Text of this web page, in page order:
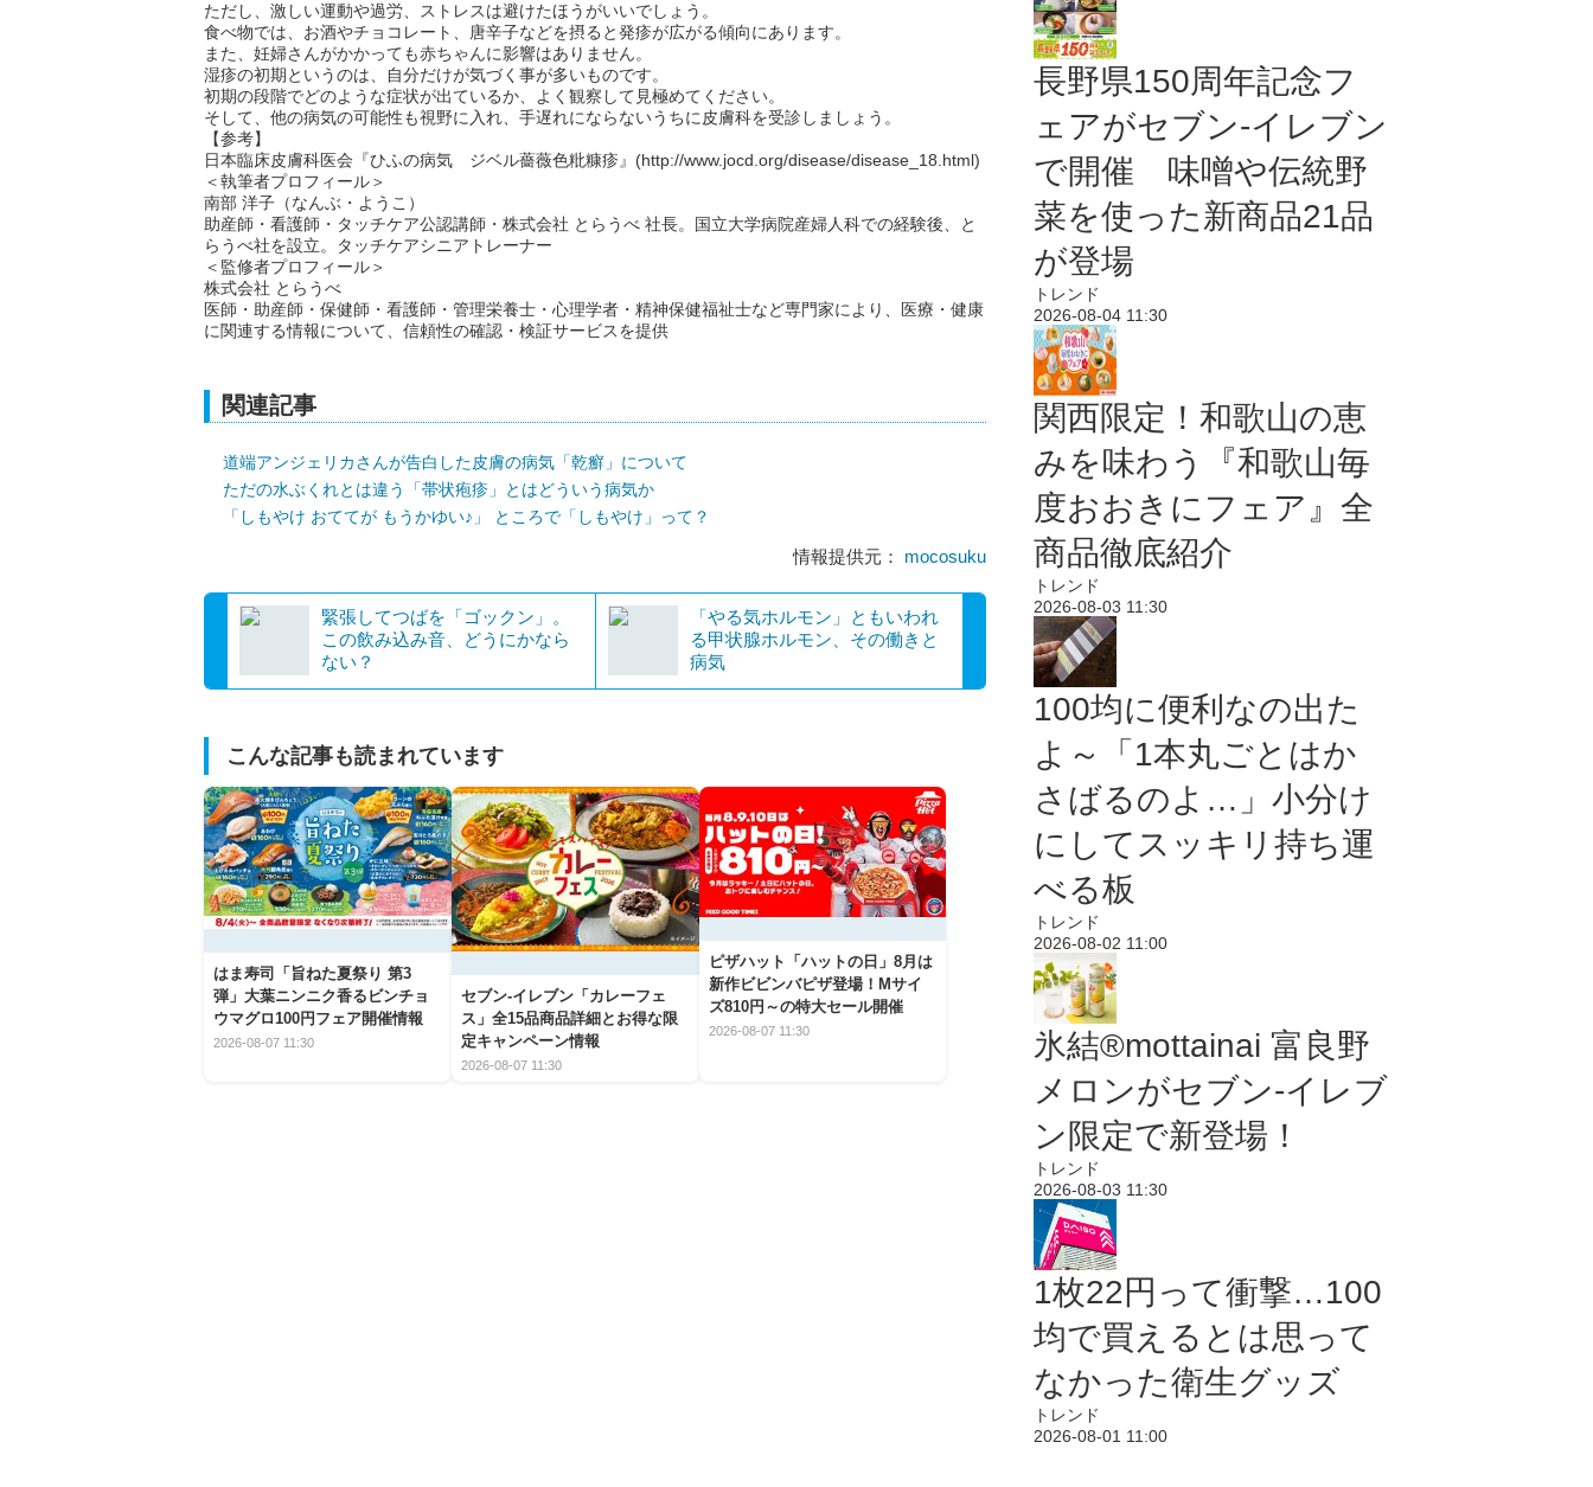
ただし、激しい運動や過労、ストレスは避けたほうがいいでしょう。
食べ物では、お酒やチョコレート、唐辛子などを摂ると発疹が広がる傾向にあります。
また、妊婦さんがかかっても赤ちゃんに影響はありません。
湿疹の初期というのは、自分だけが気づく事が多いものです。
初期の段階でどのような症状が出ているか、よく観察して見極めてください。
そして、他の病気の可能性も視野に入れ、手遅れにならないうちに皮膚科を受診しましょう。
【参考】
日本臨床皮膚科医会『ひふの病気 ジベル薔薇色粃糠疹』(http://www.jocd.org/disease/disease_18.html)
＜執筆者プロフィール＞
南部 洋子（なんぶ・ようこ）
助産師・看護師・タッチケア公認講師・株式会社 とらうべ 社長。国立大学病院産婦人科での経験後、と
らうべ社を設立。タッチケアシニアトレーナー
＜監修者プロフィール＞
株式会社 とらうべ
医師・助産師・保健師・看護師・管理栄養士・心理学者・精神保健福祉士など専門家により、医療・健康
に関連する情報について、信頼性の確認・検証サービスを提供
関連記事
道端アンジェリカさんが告白した皮膚の病気「乾癬」について
ただの水ぶくれとは違う「帯状疱疹」とはどういう病気か
「しもやけ おててが もうかゆい♪」 ところで「しもやけ」って？
情報提供元： mocosuku
緊張してつばを「ゴックン」。
この飲み込み音、どうにかなら
ない？
「やる気ホルモン」ともいわれ
る甲状腺ホルモン、その働きと
病気
こんな記事も読まれています
はま寿司「旨ねた夏祭り 第3
弾」大葉ニンニク香るビンチョ
ウマグロ100円フェア開催情報
2026-08-07 11:30
セブン‐イレブン「カレーフェ
ス」全15品商品詳細とお得な限
定キャンペーン情報
2026-08-07 11:30
ピザハット「ハットの日」8月は
新作ビビンバピザ登場！Mサイ
ズ810円～の特大セール開催
2026-08-07 11:30
長野県150周年記念フ
ェアがセブン-イレブン
で開催 味噌や伝統野
菜を使った新商品21品
が登場
トレンド
2026-08-04 11:30
関西限定！和歌山の恵
みを味わう『和歌山毎
度おおきにフェア』全
商品徹底紹介
トレンド
2026-08-03 11:30
100均に便利なの出た
よ～「1本丸ごとはか
さばるのよ…」小分け
にしてスッキリ持ち運
べる板
トレンド
2026-08-02 11:00
氷結®mottainai 富良野
メロンがセブン‐イレブ
ン限定で新登場！
トレンド
2026-08-03 11:30
1枚22円って衝撃…100
均で買えるとは思って
なかった衛生グッズ
トレンド
2026-08-01 11:00